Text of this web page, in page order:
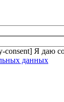
consent] Я даю
данных